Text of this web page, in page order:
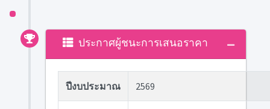
ประกาศผู้ชนะการเสนอราคา
ปีงบประมาณ 2569